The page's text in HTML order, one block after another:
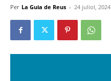
Per La Guia de Reus - 24 juliol, 2024